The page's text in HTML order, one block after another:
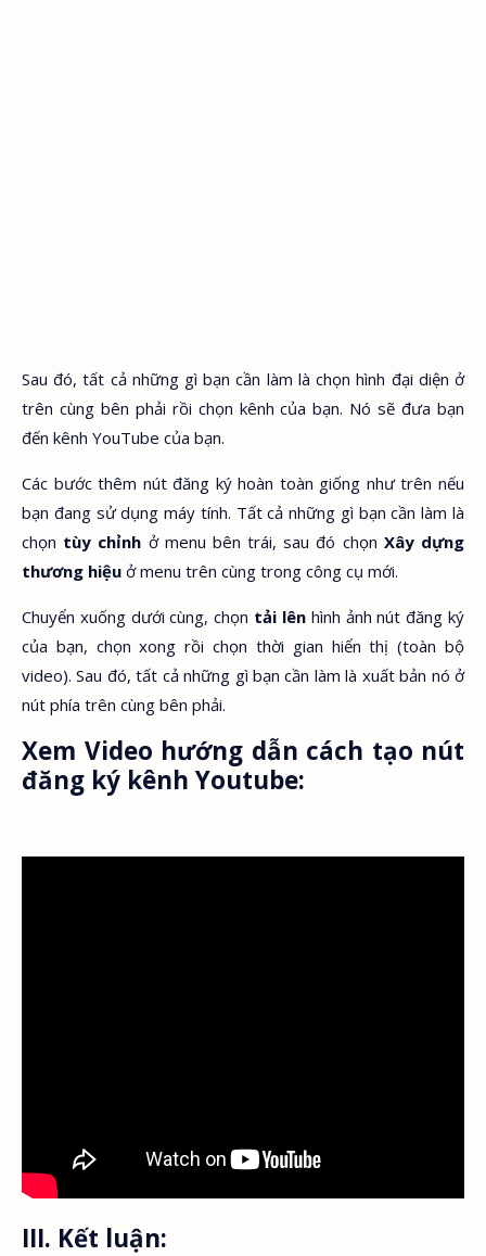
Sau đó, tất cả những gì bạn cần làm là chọn hình đại diện ở
trên cùng bên phải rồi chọn kênh của bạn. Nó sẽ đưa bạn
đến kênh YouTube của bạn.
Các bước thêm nút đăng ký hoàn toàn giống như trên nếu
bạn đang sử dụng máy tính. Tất cả những gì bạn cần làm là
chọn tùy chỉnh ở menu bên trái, sau đó chọn Xây dựng
thương hiệu ở menu trên cùng trong công cụ mới.
Chuyển xuống dưới cùng, chọn tải lênhình ảnh nút đăng ký
của bạn, chọn xong rồi chọn thời gian hiển thị (toàn bộ
video). Sau đó, tất cả những gì bạn cần làm là xuất bản nó ở
nút phía trên cùng bên phải.
Xem Video hướng dẫn cách tạo nút
đăng ký kênh Youtube:
III. Kết luận: